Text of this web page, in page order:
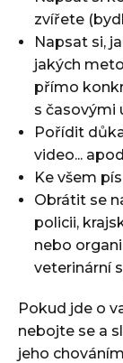
zvířete
Napsat si,
jakých
přímo
s časovými
Pořídit
video...
Ke všem
Obrátit se
policii,
nebo
veterinární
Pokud jde o
nebojte se a
jeho